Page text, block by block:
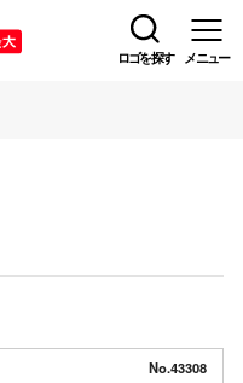
ロゴを探す メニュー
No.43308